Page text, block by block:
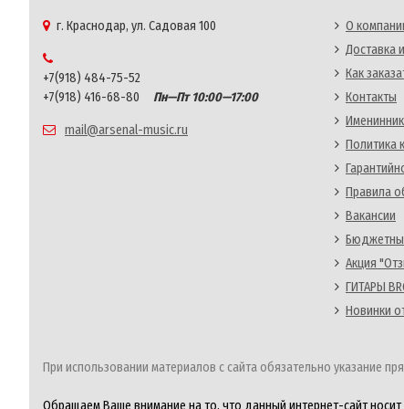
г. Краснодар, ул. Садовая 100
+7(918) 484-75-52
+7(918) 416-68-80
Пн—Пт 10:00—17:00
mail@arsenal-music.ru
О
Доставка
Как
Контакты
Политика
Правила
Вакансии
Акция
ГИТАРЫ
Новинки
При использовании материалов с сайта обязательно указание
Обращаем Ваше внимание на то, что данный интернет-сайт